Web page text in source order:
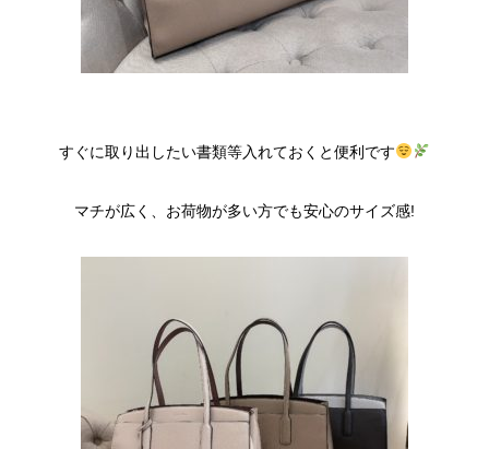
すぐに取り出したい書類等入れておくと便利です
マチが広く、お荷物が多い方でも安心のサイズ感!